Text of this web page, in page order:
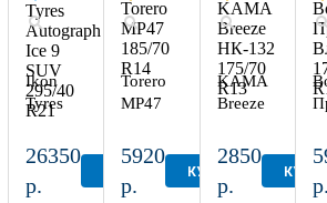
Ikon
Tyres
Ice 9
295/40
26350
р.
Torero
MP47
R14
5920
р.
КУПИТЬ
KAMA
Breeze
175/70
2850
р.
р.